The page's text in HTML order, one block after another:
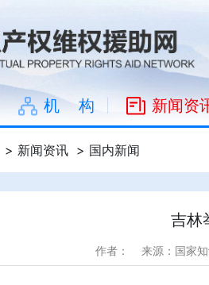
机 构 新闻资
> 新闻资讯 > 国内新闻
吉林
作者： 来源：国家